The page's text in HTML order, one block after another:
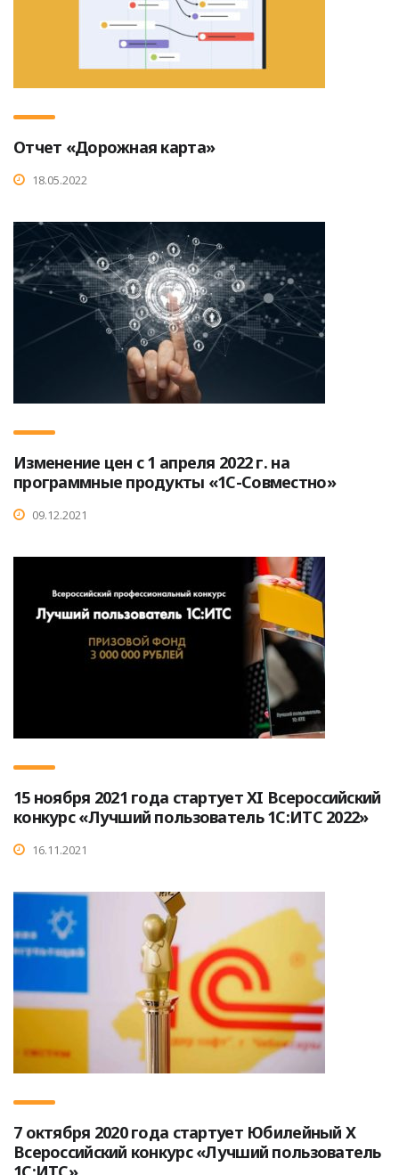
Отчет «Дорожная карта»
18.05.2022
Изменение цен с 1 апреля 2022 г. на
программные продукты «1С-Совместно»
09.12.2021
15 ноября 2021 года стартует XI Всероссийский
конкурс «Лучший пользователь 1С:ИТС 2022»
16.11.2021
7 октября 2020 года стартует Юбилейный X
Всероссийский конкурс «Лучший пользователь